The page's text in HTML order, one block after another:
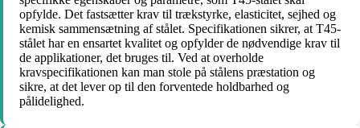
opfylde. Det fastsætter krav til trækstyrke, elasticitet, sejhed og
kemisk sammensætning af stålet. Specifikationen sikrer, at T45-
stålet har en ensartet kvalitet og opfylder de nødvendige krav til
de applikationer, det bruges til. Ved at overholde
kravspecifikationen kan man stole på stålens præstation og
sikre, at det lever op til den forventede holdbarhed og
pålidelighed.